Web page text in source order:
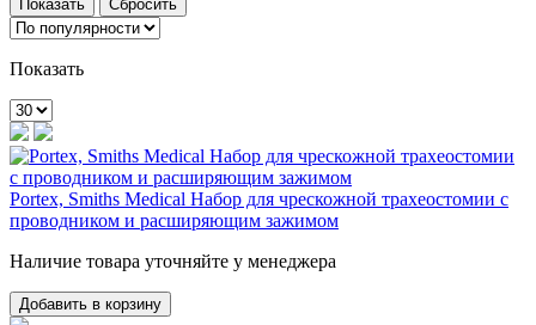
Показать
Portex, Smiths Medical Набор для чрескожной трахеостомии с
проводником и расширяющим зажимом
Наличие товара уточняйте у менеджера
Добавить в корзину